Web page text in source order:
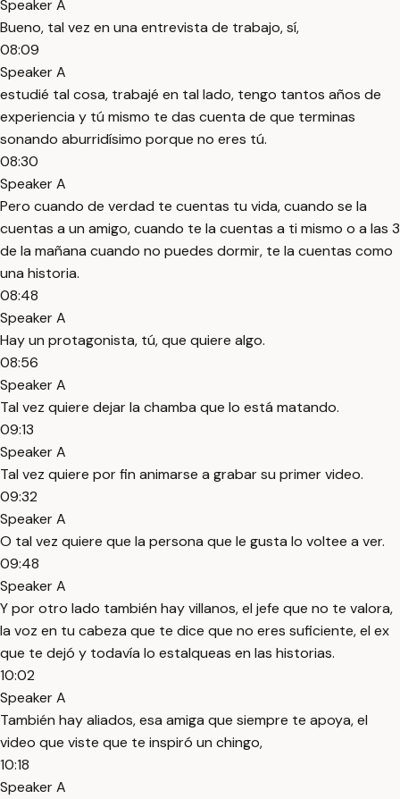
Speaker A
Bueno, tal vez en una entrevista de trabajo, sí,
08:09
Speaker A
estudié tal cosa, trabajé en tal lado, tengo tantos años de
experiencia y tú mismo te das cuenta de que terminas
sonando aburridísimo porque no eres tú.
08:30
Speaker A
Pero cuando de verdad te cuentas tu vida, cuando se la
cuentas a un amigo, cuando te la cuentas a ti mismo o a las 3
de la mañana cuando no puedes dormir, te la cuentas como
una historia.
08:48
Speaker A
Hay un protagonista, tú, que quiere algo.
08:56
Speaker A
Tal vez quiere dejar la chamba que lo está matando.
09:13
Speaker A
Tal vez quiere por fin animarse a grabar su primer video.
09:32
Speaker A
O tal vez quiere que la persona que le gusta lo voltee a ver.
09:48
Speaker A
Y por otro lado también hay villanos, el jefe que no te valora,
la voz en tu cabeza que te dice que no eres suficiente, el ex
que te dejó y todavía lo estalqueas en las historias.
10:02
Speaker A
También hay aliados, esa amiga que siempre te apoya, el
video que viste que te inspiró un chingo,
10:18
Speaker A